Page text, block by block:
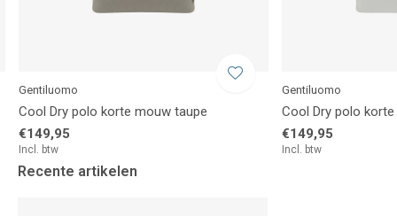
Gentiluomo
Cool Dry polo korte mouw taupe
€149,95
Incl. btw
Gentiluomo
Cool Dry polo
€149,95
Incl. btw
Recente artikelen